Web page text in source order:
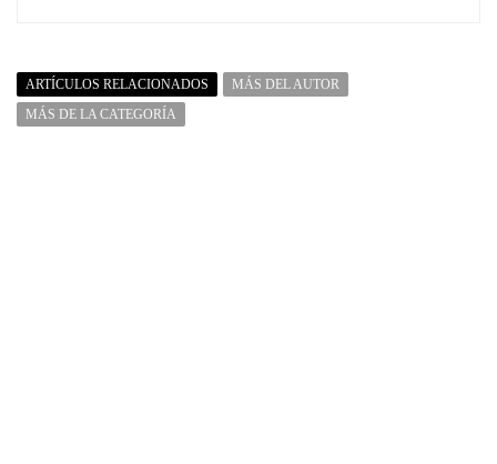
ARTÍCULOS RELACIONADOS
MÁS DEL AUTOR
MÁS DE LA CATEGORÍA